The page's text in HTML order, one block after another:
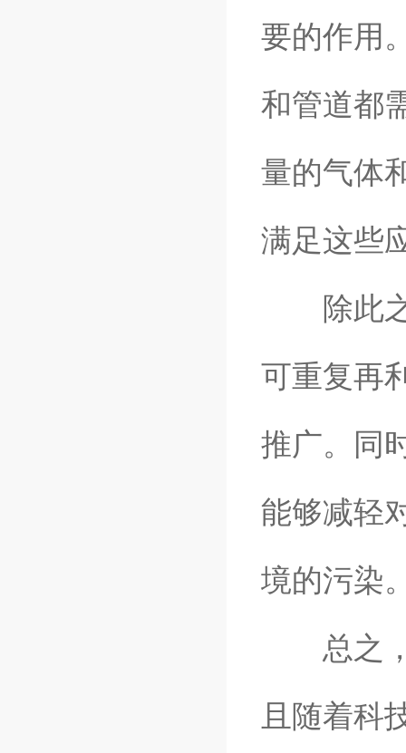
要的作用
和管道都
量的气体
满足这些
除此之
可重复再
推广。同
能够减轻
境的污染
总之，
且随着科